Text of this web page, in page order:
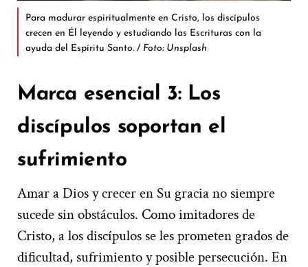
Para madurar espiritualmente en Cristo, los discípulos
crecen en Él leyendo y estudiando las Escrituras con la
ayuda del Espíritu Santo. / Foto: Unsplash
Marca esencial 3: Los
discípulos soportan el
sufrimiento
Amar a Dios y crecer en Su gracia no siempre
sucede sin obstáculos. Como imitadores de
Cristo, a los discípulos se les prometen grados de
dificultad, sufrimiento y posible persecución. En